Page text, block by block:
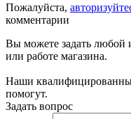
Пожалуйста,
комментарии
Вы можете задать любой
или работе магазина.
Наши
помогут.
Задать вопрос